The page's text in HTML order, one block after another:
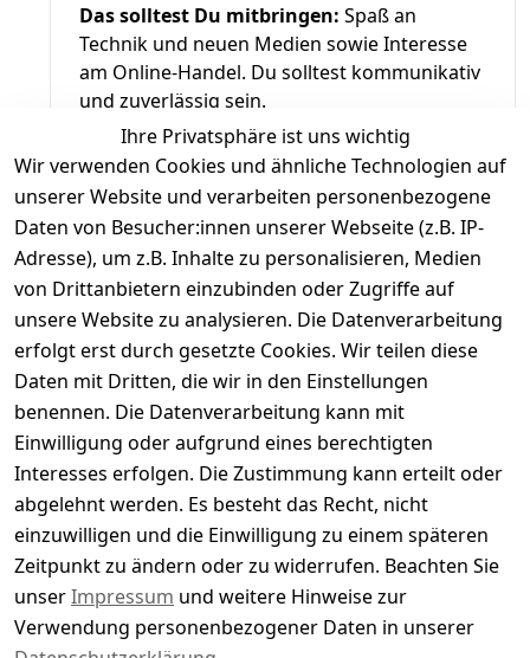
Informationen
Jobs
AGB
Datenschutz
Rücksendungen
Zahlarten und Versand
Kontakt
Impressum
Widerrufsbelehrung
Das solltest Du mitbringen: Spaß an
Technik und neuen Medien sowie Interesse
am Online-Handel. Du solltest kommunikativ
und zuverlässig sein.
Arbeitsort:Gelsenkirchen, Vierhöfeweg 14,
45862 Gelsenkirchen
Ihre Privatsphäre ist uns wichtig
Wir verwenden Cookies und ähnliche Technologien auf
unserer Website und verarbeiten personenbezogene
Daten von Besucher:innen unserer Webseite (z.B. IP-
Adresse), um z.B. Inhalte zu personalisieren, Medien
von Drittanbietern einzubinden oder Zugriffe auf
unsere Website zu analysieren. Die Datenverarbeitung
erfolgt erst durch gesetzte Cookies. Wir teilen diese
Daten mit Dritten, die wir in den Einstellungen
benennen. Die Datenverarbeitung kann mit
Einwilligung oder aufgrund eines berechtigten
Interesses erfolgen. Die Zustimmung kann erteilt oder
abgelehnt werden. Es besteht das Recht, nicht
einzuwilligen und die Einwilligung zu einem späteren
Zeitpunkt zu ändern oder zu widerrufen. Beachten Sie
unserImpressum und weitere Hinweise zur
Verwendung personenbezogener Daten in unserer